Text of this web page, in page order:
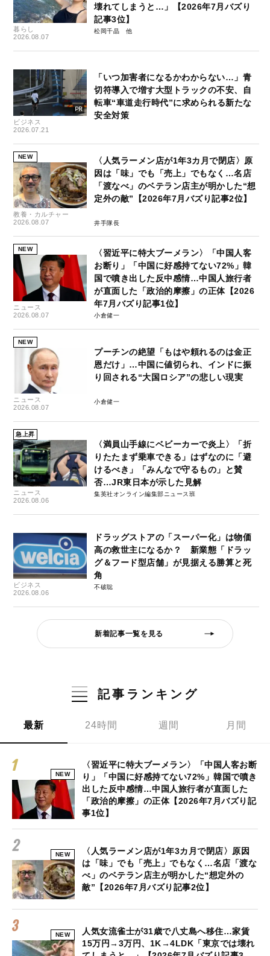
暮らし
2026.08.07
壊れてしまうと…」【2026年7月バズり
記事3位】
松岡千晶
ビジネス
2026.07.21
「いつ加害者になるかわからない…」青
切符導入で増す大型トラックの不安、自
転車“車道走行時代”に求められる新たな
安全対策
NEW
教養・カルチャー
2026.08.07
〈人気ラーメン店が1年3カ月で閉店〉原
因は「味」でも「売上」でもなく…名店
「渡なべ」のベテラン店主が明かした“想
定外の敵”【2026年7月バズり記事2位】
井手隊長
NEW
ニュース
2026.08.07
〈習近平に特大ブーメラン〉「中国人客
お断り」「中国に好感持てない72%」韓
国で噴き出した反中感情…中国人旅行者
が直面した「政治的摩擦」の正体【2026
年7月バズり記事1位】
小倉健一
NEW
ニュース
2026.08.07
プーチンの絶望「もはや頼れるのは金正
恩だけ」…中国に値切られ、インドに振
り回される“大国ロシア”の悲しい現実
小倉健一
急上昇
ニュース
2026.08.06
〈満員山手線にベビーカーで炎上〉「折
りたたまず乗車できる」はずなのに「避
けるべき」「みんなで守るもの」と賛
否…JR東日本が示した見解
集英社オンライン編集部ニュース班
ビジネス
2026.08.06
ドラッグストアの「スーパー化」は物価
高の救世主になるか？ 新業態「ドラッ
グ＆フード型店舗」が見据える勝算と死
角
不破聡
新着記事一覧を見る
記事ランキング
最新 24時間 週間 月間
NEW
〈習近平に特大ブーメラン〉「中国人客お断
り」「中国に好感持てない72%」韓国で噴き
出した反中感情…中国人旅行者が直面した
「政治的摩擦」の正体【2026年7月バズり記
事1位】
NEW
〈人気ラーメン店が1年3カ月で閉店〉原因
は「味」でも「売上」でもなく…名店「渡な
べ」のベテラン店主が明かした“想定外の
敵”【2026年7月バズり記事2位】
NEW
人気女流雀士が31歳で八丈島へ移住…家賃
15万円→3万円、1K→4LDK「東京では壊れ